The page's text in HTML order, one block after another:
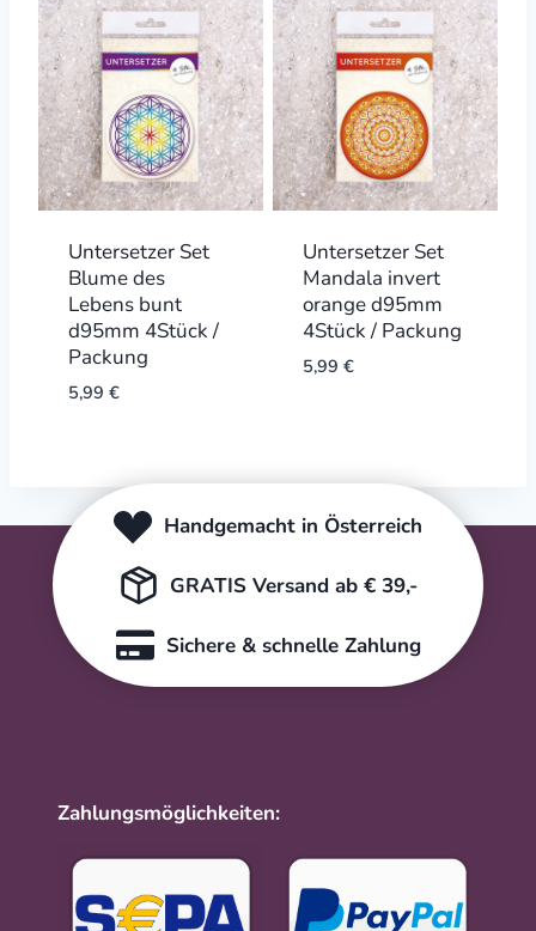
Untersetzer Set
Blume des
Lebens bunt
d95mm 4Stück /
Packung
5,99 €
Untersetzer Set
Mandala invert
orange d95mm
4Stück / Packung
5,99 €
Handgemacht in Österreich
GRATIS Versand ab € 39,-
Sichere & schnelle Zahlung
Zahlungsmöglichkeiten: